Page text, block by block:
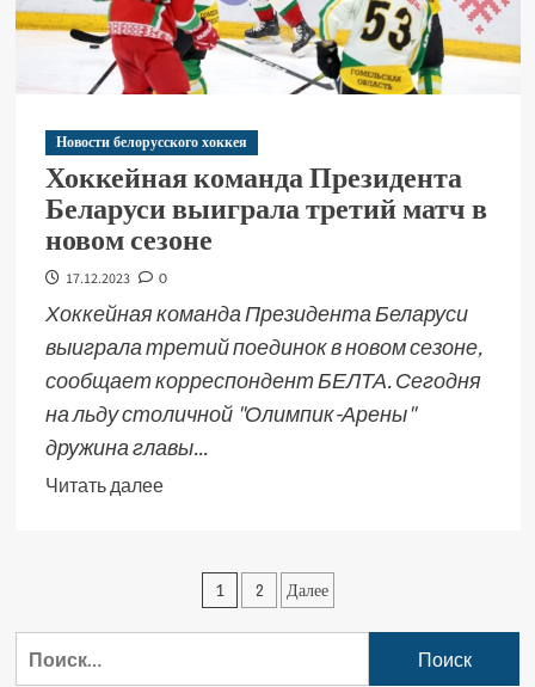
Новости белорусского хоккея
Хоккейная команда Президента
Беларуси выиграла третий матч в
новом сезоне
17.12.2023 0
Хоккейная команда Президента Беларуси
выиграла третий поединок в новом сезоне,
сообщает корреспондент БЕЛТА. Сегодня
на льду столичной "Олимпик-Арены"
дружина главы...
Читать далее
1 2 Далее